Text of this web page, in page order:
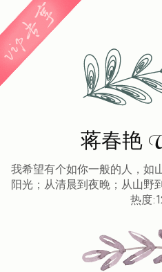
蒋春艳
我希望有个如你一般的人，如
阳光；从清晨到夜晚；从山野
热度